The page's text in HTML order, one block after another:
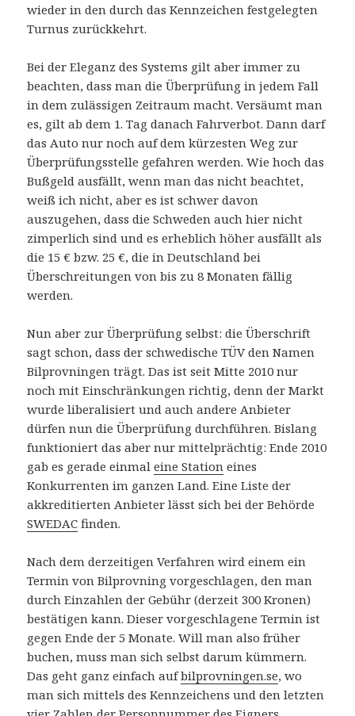
wieder in den durch das Kennzeichen festgelegten
Turnus zurückkehrt.
Bei der Eleganz des Systems gilt aber immer zu
beachten, dass man die Überprüfung in jedem Fall
in dem zulässigen Zeitraum macht. Versäumt man
es, gilt ab dem 1. Tag danach Fahrverbot. Dann darf
das Auto nur noch auf dem kürzesten Weg zur
Überprüfungsstelle gefahren werden. Wie hoch das
Bußgeld ausfällt, wenn man das nicht beachtet,
weiß ich nicht, aber es ist schwer davon
auszugehen, dass die Schweden auch hier nicht
zimperlich sind und es erheblich höher ausfällt als
die 15 € bzw. 25 €, die in Deutschland bei
Überschreitungen von bis zu 8 Monaten fällig
werden.
Nun aber zur Überprüfung selbst: die Überschrift
sagt schon, dass der schwedische TÜV den Namen
Bilprovningen trägt. Das ist seit Mitte 2010 nur
noch mit Einschränkungen richtig, denn der Markt
wurde liberalisiert und auch andere Anbieter
dürfen nun die Überprüfung durchführen. Bislang
funktioniert das aber nur mittelprächtig: Ende 2010
gab es gerade einmaleine Station eines
Konkurrenten im ganzen Land. Eine Liste der
akkreditierten Anbieter lässt sich bei der Behörde
SWEDAC finden.
Nach dem derzeitigen Verfahren wird einem ein
Termin von Bilprovning vorgeschlagen, den man
durch Einzahlen der Gebühr (derzeit 300 Kronen)
bestätigen kann. Dieser vorgeschlagene Termin ist
gegen Ende der 5 Monate. Will man also früher
buchen, muss man sich selbst darum kümmern.
Das geht ganz einfach aufbilprovningen.se, wo
man sich mittels des Kennzeichens und den letzten